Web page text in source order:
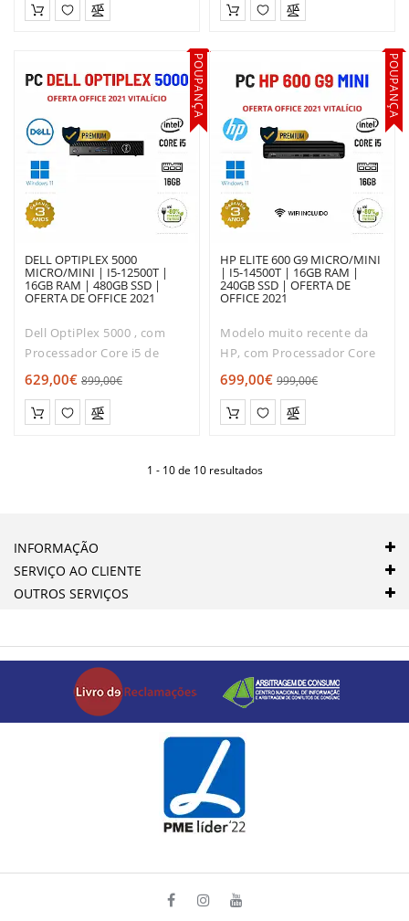
preço!O Dell 7090 TINY é
desktops.Uma solu..
qualidade / Rapidez /
solicitados entre os mini-
desk..
POUPANÇA
DELL OPTIPLEX 5000
MICRO/MINI | I5-12500T |
16GB RAM | 480GB SSD |
OFERTA DE OFFICE 2021
Dell OptiPlex 5000 , com
Processador Core i5 de
Décima Segunda geração.
qualidade / Rapidez /
solicitados entre os micro..
629,00€ 899,00€
POUPANÇA
HP ELITE 600 G9 MICRO/MINI
| I5-14500T | 16GB RAM |
240GB SSD | OFERTA DE
OFFICE 2021
Modelo muito recente da
HP, com Processador Core
i5 de Décima Quarta
qualidade / Rapidez /
solicitados entre..
699,00€ 999,00€
1 - 10 de 10 resultados
INFORMAÇÃO
SERVIÇO AO CLIENTE
OUTROS SERVIÇOS